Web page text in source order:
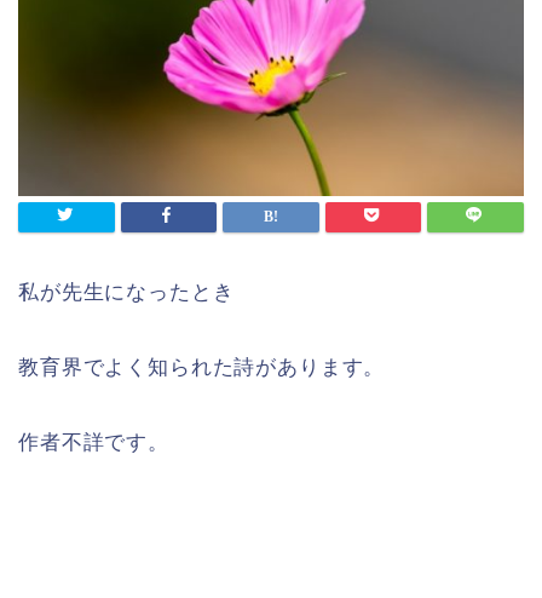
私が先生になったとき
教育界でよく知られた詩があります。
作者不詳です。